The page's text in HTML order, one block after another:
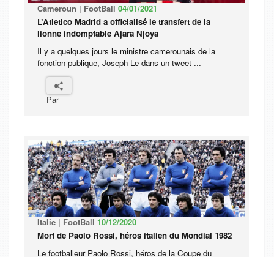
Cameroun | FootBall 04/01/2021
L’Atletico Madrid a officialisé le transfert de la
lionne indomptable Ajara Njoya
Il y a quelques jours le ministre camerounais de la
fonction publique, Joseph Le dans un tweet ...
Par
Italie | FootBall 10/12/2020
Mort de Paolo Rossi, héros italien du Mondial 1982
Le footballeur Paolo Rossi, héros de la Coupe du